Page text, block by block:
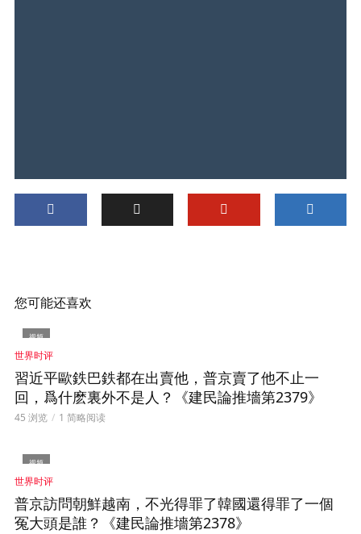
您可能还喜欢
视频
世界时评
習近平歐鉄巴鉄都在出賣他，普京賣了他不止一
回，爲什麽裏外不是人？《建民論推墻第2379》
45 浏览 1 简略阅读
视频
世界时评
普京訪問朝鮮越南，不光得罪了韓國還得罪了一個
冤大頭是誰？《建民論推墻第2378》